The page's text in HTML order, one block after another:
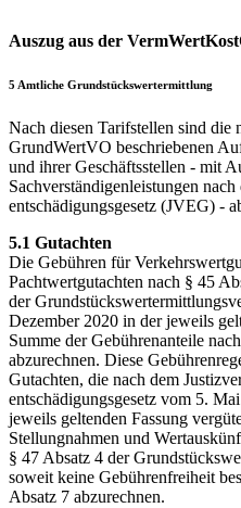
Auszug aus der
5 Amtliche Grundstückswertermittlung
Nach diesen Tarifstellen sind die
GrundWertVO beschriebenen
und ihrer Geschäftsstellen - mit
Sachverständigenleistungen
entschädigungsgesetz (JVEG) -
5.1 Gutachten
Die Gebühren für
Pachtwertgutachten nach § 45
der
Dezember 2020 in der jeweils
Summe der Gebührenanteile
abzurechnen. Diese
Gutachten, die nach dem
entschädigungsgesetz vom 5.
jeweils geltenden Fassung
Stellungnahmen und
§ 47 Absatz 4 der
soweit keine Gebührenfreiheit
Absatz 7 abzurechnen.